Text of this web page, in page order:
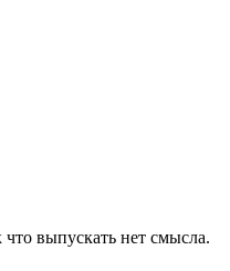
выпускать нет смысла.